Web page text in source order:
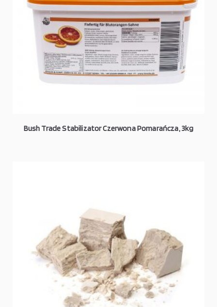
Bush Trade Stabilizator Czerwona Pomarańcza, 3kg